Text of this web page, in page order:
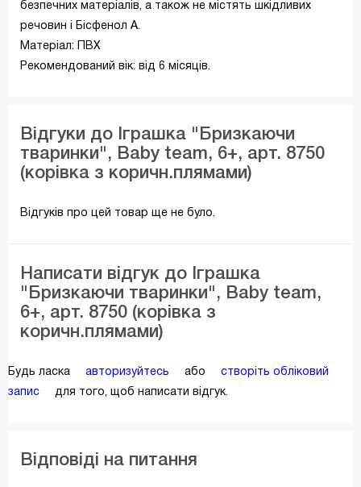
безпечних матеріалів, а також не містять шкідливих
речовин і Бісфенол А.
Матеріал: ПВХ
Рекомендований вік: від 6 місяців.
Відгуки до Іграшка "Бризкаючи
тваринки", Baby team, 6+, арт. 8750
(корівка з коричн.плямами)
Відгуків про цей товар ще не було.
Написати відгук до Іграшка
"Бризкаючи тваринки", Baby team,
6+, арт. 8750 (корівка з
коричн.плямами)
Будь ласка авторизуйтесь або
створіть обліковий
запис
для того, щоб написати відгук.
Відповіді на питання